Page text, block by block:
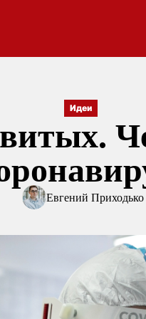
Идеи
Евгений Приходько